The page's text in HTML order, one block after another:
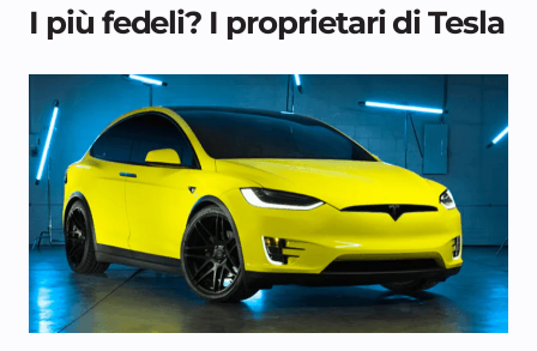
I più fedeli? I proprietari di Tesla